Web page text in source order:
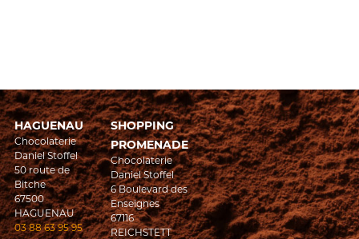
HAGUENAU
Chocolaterie
Daniel Stoffel
50 route de
Bitche
67500
HAGUENAU
03 88 63 95 95
SHOPPING
PROMENADE
Chocolaterie
Daniel Stoffel
6 Boulevard des
Enseignes
67116
REICHSTETT